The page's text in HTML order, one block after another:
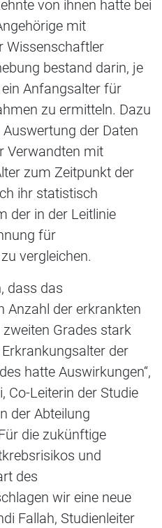
von ihnen hatte bei
mit
Wissenschaftler
bestand darin, je
Anfangsalter für
zu ermitteln. Dazu
der Daten
Verwandten mit
zum Zeitpunkt der
ihr statistisch
der in der Leitlinie
für
vergleichen.
dass das
Anzahl der erkrankten
Grades stark
der
hatte Auswirkungen“,
Co-Leiterin der Studie
der Abteilung
die zukünftige
und
des
wir eine neue
Fallah, Studienleiter